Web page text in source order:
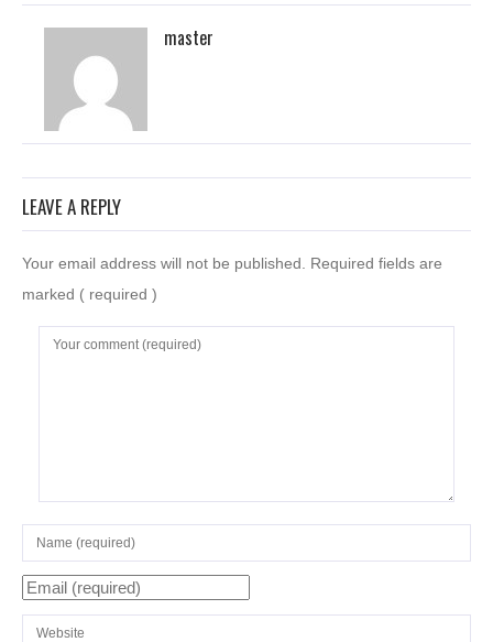
master
LEAVE A REPLY
Your email address will not be published. Required fields are
marked ( required )